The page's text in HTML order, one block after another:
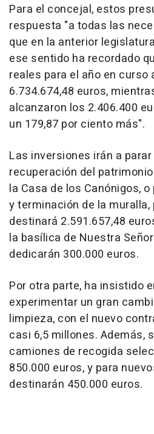
Para el concejal, estos
respuesta "a todas las
que en la anterior
ese sentido ha recordado
reales para el año en curso
6.734.674,48 euros,
alcanzaron los 2.406.400
un 179,87 por ciento más".
Las inversiones irán a
recuperación del
la Casa de los Canónigos,
y terminación de la muralla,
destinará 2.591.657,48
la basílica de Nuestra
dedicarán 300.000 euros.
Por otra parte, ha insistido
experimentar un gran
limpieza, con el nuevo
casi 6,5 millones. Además,
camiones de recogida
850.000 euros, y para
destinarán 450.000 euros.